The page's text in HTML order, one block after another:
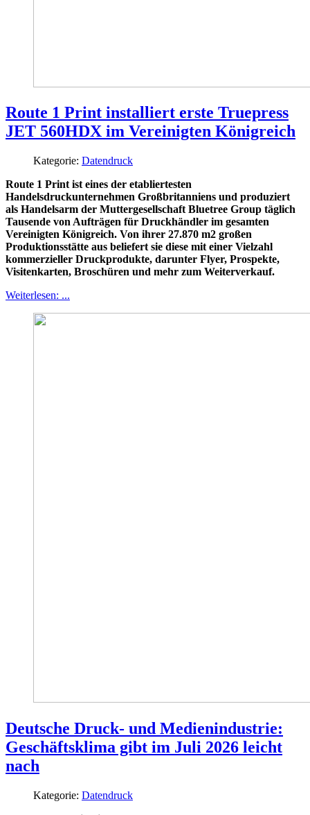
Route 1 Print installiert erste Truepress
JET 560HDX im Vereinigten Königreich
Kategorie: Datendruck
Route 1 Print ist eines der etabliertesten
Handelsdruckunternehmen Großbritanniens und produziert
als Handelsarm der Muttergesellschaft Bluetree Group täglich
Tausende von Aufträgen für Druckhändler im gesamten
Vereinigten Königreich. Von ihrer 27.870 m2 großen
Produktionsstätte aus beliefert sie diese mit einer Vielzahl
kommerzieller Druckprodukte, darunter Flyer, Prospekte,
Visitenkarten, Broschüren und mehr zum Weiterverkauf.
Weiterlesen: ...
Deutsche Druck- und Medienindustrie:
Geschäftsklima gibt im Juli 2026 leicht
nach
Kategorie: Datendruck